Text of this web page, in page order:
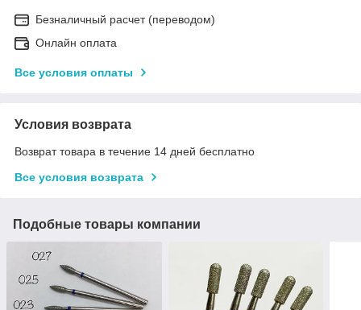
Безналичный расчет (переводом)
Онлайн оплата
Все условия оплаты
Условия возврата
Возврат товара в течение 14 дней бесплатно
Все условия возврата
Подобные товары компании